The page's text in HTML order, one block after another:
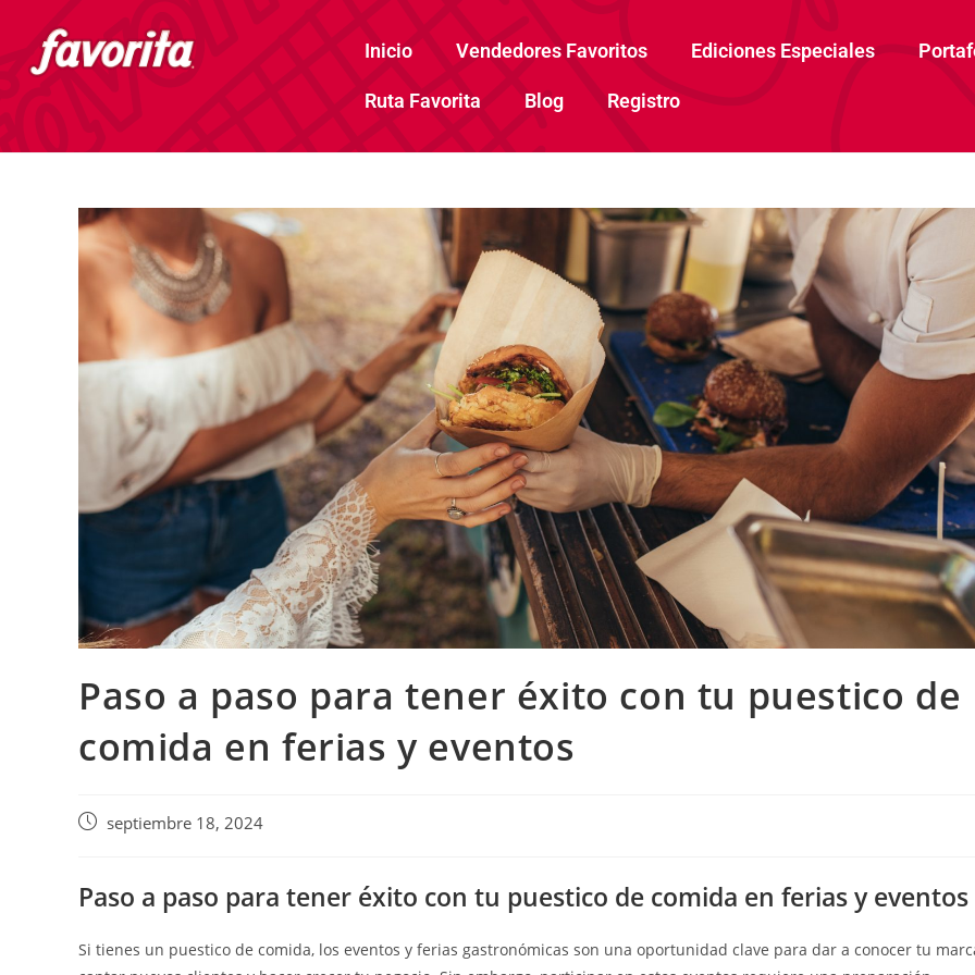
Inicio Vendedores Favoritos Ediciones Especiales
Ruta Favorita Blog Registro
Paso a paso para tener éxito con tu puestico de
comida en ferias y eventos
septiembre 18, 2024
Paso a paso para tener éxito con tu puestico de comida en ferias y eventos
Si tienes un puestico de comida, los eventos y ferias gastronómicas son una oportunidad clave para dar a conocer tu